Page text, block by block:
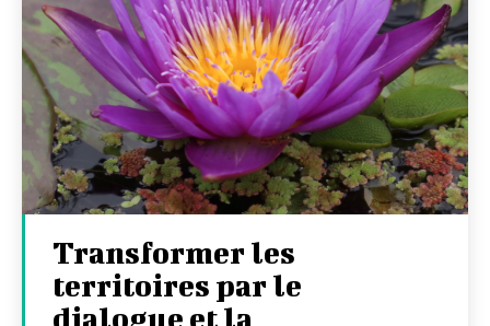
Transformer les
territoires par le
dialogue et la